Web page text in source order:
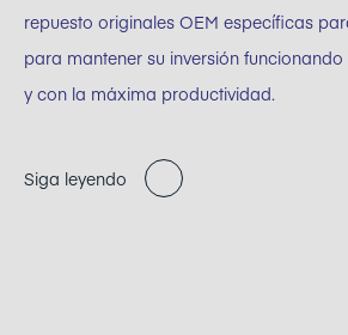
repuesto originales OEM específicas
para mantener su inversión
y con la máxima productividad.
Siga leyendo